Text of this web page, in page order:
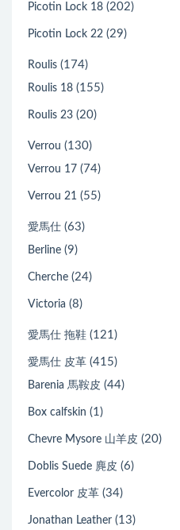
Picotin Lock 18 (202)
Picotin Lock 22 (29)
Roulis (174)
Roulis 18 (155)
Roulis 23 (20)
Verrou (130)
Verrou 17 (74)
Verrou 21 (55)
愛馬仕 (63)
Berline (9)
Cherche (24)
Victoria (8)
愛馬仕 拖鞋 (121)
愛馬仕 皮革 (415)
Barenia 馬鞍皮 (44)
Box calfskin (1)
Chevre Mysore 山羊皮 (20)
Doblis Suede 麂皮 (6)
Evercolor 皮革 (34)
Jonathan Leather (13)